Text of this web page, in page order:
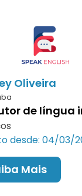
Oliveira
de língua
desde: 04/03/
Mais